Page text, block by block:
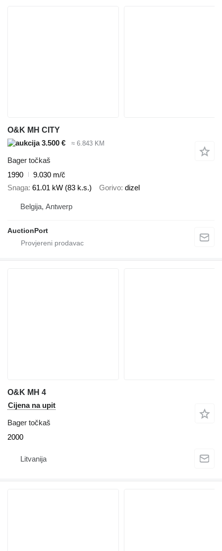
O&K MH CITY
3.500 €
≈ 6.843 KM
Bager točkaš
1990
9.030 m/č
Snaga 61.01 kW (83 k.s.) Gorivo dizel
Belgija, Antwerp
AuctionPort
O&K MH 4
Cijena na upit
Bager točkaš
2000
Litvanija